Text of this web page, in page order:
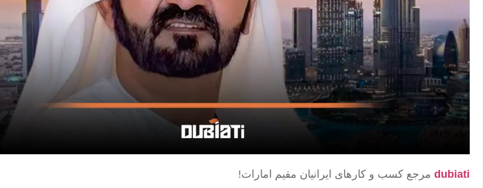
dubiati مرجع کسب و کارهای ایرانیان مقیم امارات!